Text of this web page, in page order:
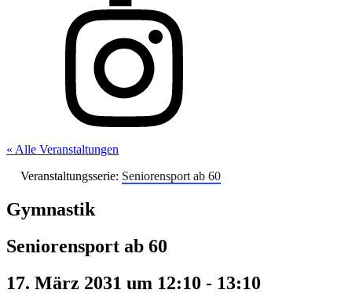
« Alle Veranstaltungen
Veranstaltungsserie: Seniorensport ab 60
Gymnastik
Seniorensport ab 60
17. März 2031 um 12:10 - 13:10